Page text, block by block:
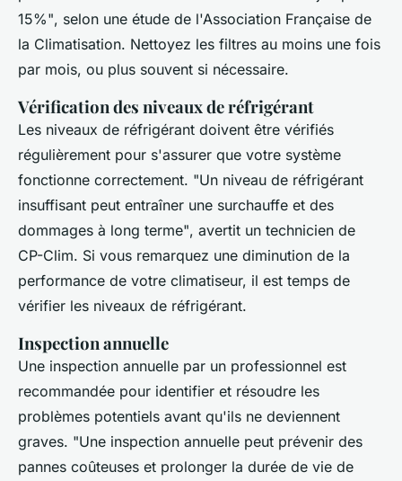
15%", selon une étude de l'Association Française de
la Climatisation. Nettoyez les filtres au moins une fois
par mois, ou plus souvent si nécessaire.
Vérification des niveaux de réfrigérant
Les niveaux de réfrigérant doivent être vérifiés
régulièrement pour s'assurer que votre système
fonctionne correctement. "Un niveau de réfrigérant
insuffisant peut entraîner une surchauffe et des
dommages à long terme", avertit un technicien de
CP-Clim. Si vous remarquez une diminution de la
performance de votre climatiseur, il est temps de
vérifier les niveaux de réfrigérant.
Inspection annuelle
Une inspection annuelle par un professionnel est
recommandée pour identifier et résoudre les
problèmes potentiels avant qu'ils ne deviennent
graves. "Une inspection annuelle peut prévenir des
pannes coûteuses et prolonger la durée de vie de